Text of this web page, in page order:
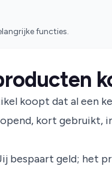
functies.
koopt dat al een
kort gebruikt,
bespaart geld; het